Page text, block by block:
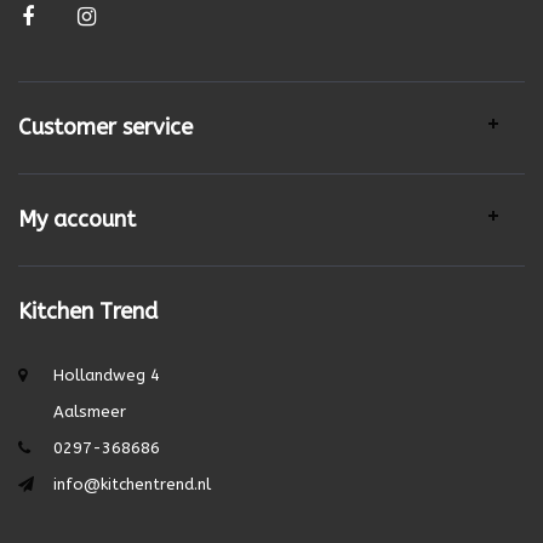
Customer service
My account
Kitchen Trend
Hollandweg 4
Aalsmeer
0297-368686
info@kitchentrend.nl